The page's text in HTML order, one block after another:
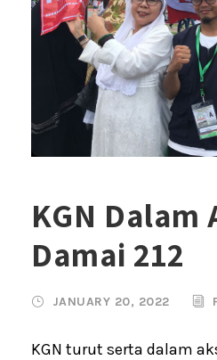
KGN Dalam
Damai 212
JANUARY 20, 2022
KGN turut serta dalam